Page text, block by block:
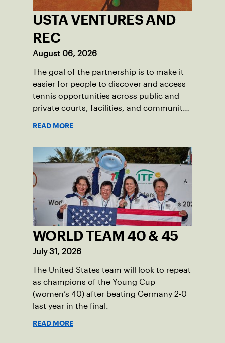
USTA VENTURES AND
REC
August 06, 2026
The goal of the partnership is to make it
easier for people to discover and access
tennis opportunities across public and
private courts, facilities, and community
READ MORE
WORLD TEAM 40 & 45
July 31, 2026
The United States team will look to repeat
as champions of the Young Cup
(women’s 40) after beating Germany 2-0
last year in the final.
READ MORE